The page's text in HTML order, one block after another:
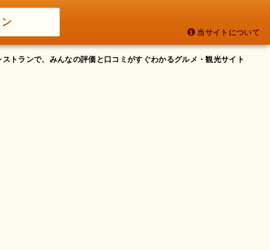
当サイトについて
トランで、みんなの評価と口コミがすぐわかるグルメ・観光サイト